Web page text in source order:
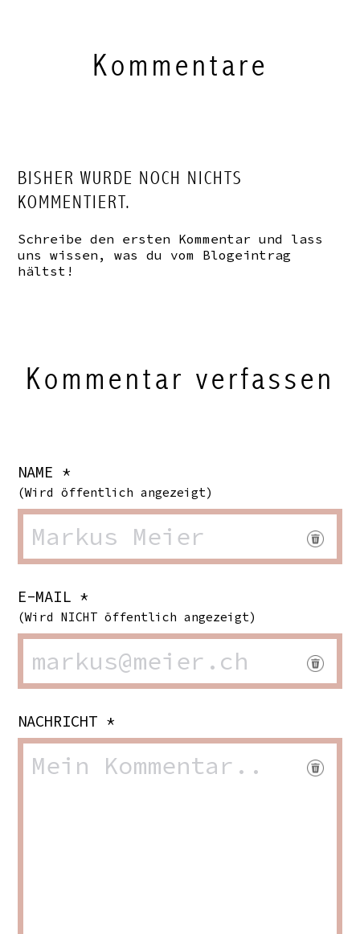
Kommentare
BISHER WURDE NOCH NICHTS
KOMMENTIERT.
Schreibe den ersten Kommentar und lass
uns wissen, was du vom Blogeintrag
hältst!
Kommentar verfassen
NAME *
(Wird öffentlich angezeigt)
E-MAIL *
(Wird NICHT öffentlich angezeigt)
NACHRICHT *